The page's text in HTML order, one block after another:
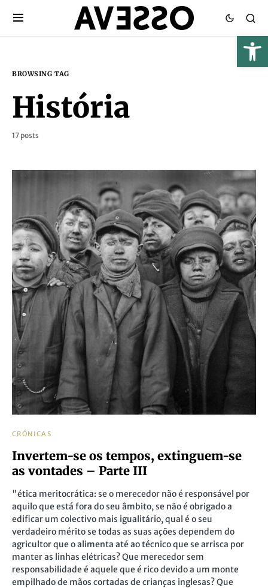
BROWSING TAG
História
17 posts
CRÓNICAS
Invertem-se os tempos, extinguem-se
as vontades – Parte III
"ética meritocrática: se o merecedor não é responsável por
aquilo que está fora do seu âmbito, se não é obrigado a
edificar um colectivo mais igualitário, qual é o seu
verdadeiro mérito se todas as suas ações dependem do
agricultor que o alimenta até ao técnico que se arrisca por
manter as linhas elétricas? Que merecedor sem
responsabilidade é aquele que é rico devido a um monte
empilhado de mãos cortadas de crianças inglesas? Que